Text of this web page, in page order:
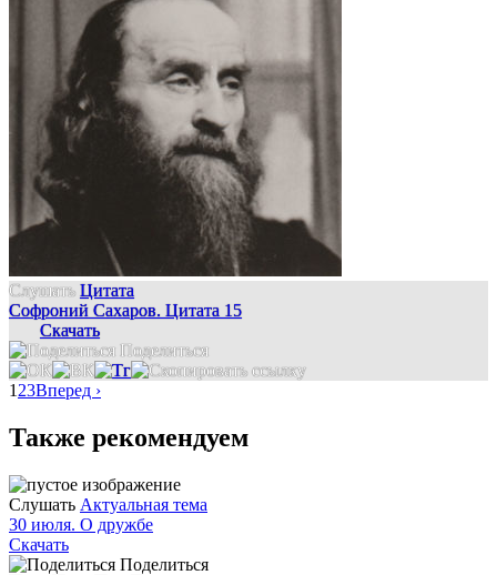
Слушать Цитата
Софроний Сахаров. Цитата 15
Скачать
Поделиться
1 23Вперед ›
Также рекомендуем
Слушать Актуальная тема
30 июля. О дружбе
Скачать
Поделиться